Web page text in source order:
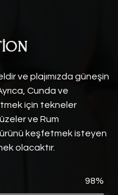
ve plajımızda güneşin
Cunda ve
için tekneler
ve Rum
keşfetmek isteyen
olacaktır.
100%